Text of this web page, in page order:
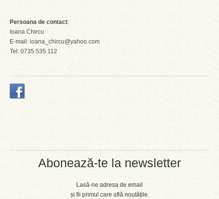
Abonează-te la newsletter
Lasă-ne adresa de email
și fii primul care află noutățile.
Persoana de contact:
Ioana Chircu
E-mail: ioana_chircu@yahoo.com
Tel: 0735 535 112